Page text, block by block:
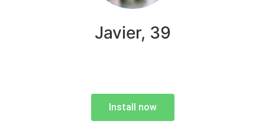
Javier, 39
Install now